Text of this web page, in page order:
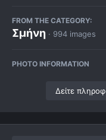
FROM THE CATEGORY:
Σμήνη · 994 images
PHOTO INFORMATION
Δείτε